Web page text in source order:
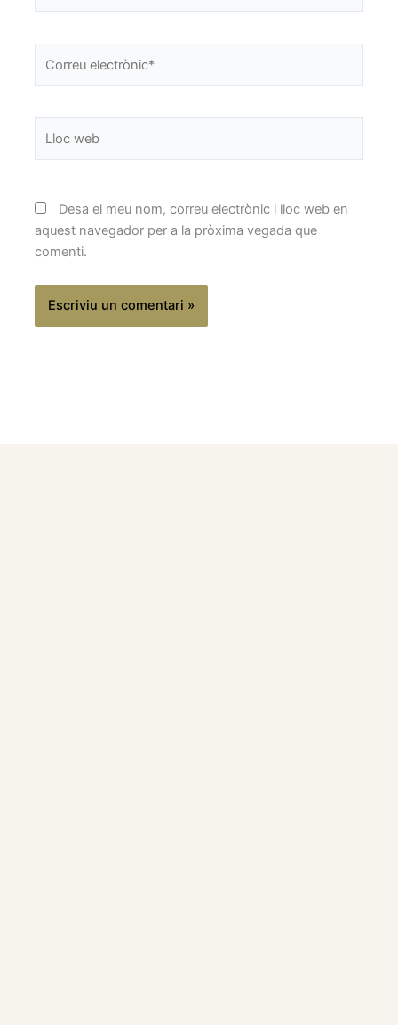
electrònic*
web
Desa el meu nom, correu electrònic i lloc web en
aquest navegador per a la pròxima vegada que
comenti.